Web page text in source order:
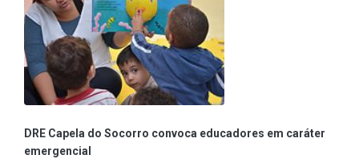
DRE Capela do Socorro convoca educadores em caráter
emergencial